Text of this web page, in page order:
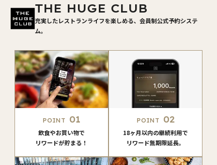
THE HUGE CLUB
充実したレストランライフを楽しめる、会員制公式予約システ
ム。
POINT 01
飲食やお買い物で
リワードが貯まる！
POINT 02
18ヶ月以内の継続利用で
リワード無期限延長。